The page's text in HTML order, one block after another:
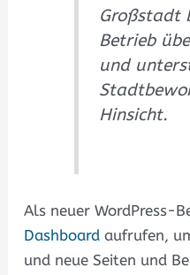
Großstadt
Betrieb
und
Hinsicht.
Als neuer WordPress-
Dashboardaufrufen,
und neue Seiten und